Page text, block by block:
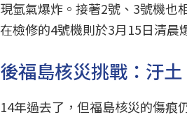
現氫氣爆炸。接著2號、3號機也
在檢修的4號機則於3月15日清晨
後福島核災挑戰：汙
14年過去了，但福島核災的傷痕